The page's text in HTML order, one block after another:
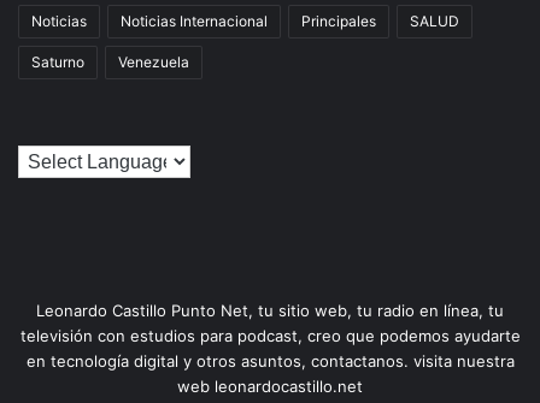
Noticias Noticias Internacional Principales SALUD
Saturno Venezuela
Leonardo Castillo Punto Net, tu sitio web, tu radio en línea, tu
televisión con estudios para podcast, creo que podemos ayudarte
en tecnología digital y otros asuntos, contactanos. visita nuestra
web leonardocastillo.net